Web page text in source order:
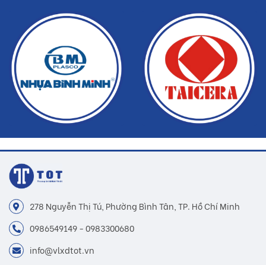
278 Nguyễn Thị Tú, Phường Bình Tân, TP. Hồ Chí Minh
0986549149 - 0983300680
info@vlxdtot.vn